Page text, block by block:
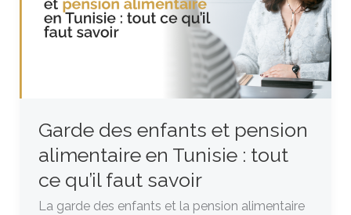
Garde des enfants et pension
alimentaire en Tunisie : tout
ce qu’il faut savoir
La garde des enfants et la pension alimentaire
pension
alimentaire
ce
qu’il
savoir